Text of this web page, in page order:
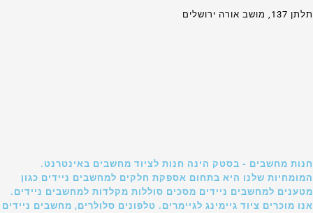
תלתן 137, מושב אורה ירושלים
חנות מחשבים - בסטק הינה חנות לציוד מחשבים באינטרנט.
המומחיות שלנו היא בתחום אספקת חלקים למחשבים ניידים כגון
מטענים למחשבים ניידים מסכים סוללות מקלדות למחשבים ניידים.
אנו מוכרים ציוד גיימינג לגיימרים. טלפונים סלולרים, מחשבים ניידים